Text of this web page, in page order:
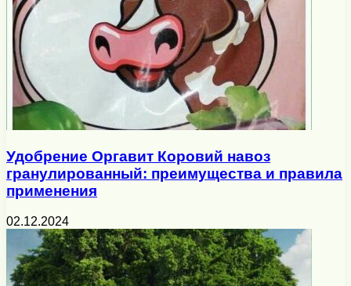
Удобрение Оргавит Коровий навоз
гранулированный: преимущества и правила
применения
02.12.2024